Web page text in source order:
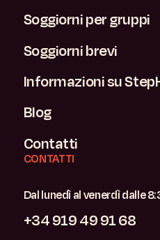
Soggiorni per gruppi
Soggiorni brevi
Informazioni su
Blog
Contatti
CONTATTI
Dal lunedì al venerdì dalle
+34 919 49 91 68